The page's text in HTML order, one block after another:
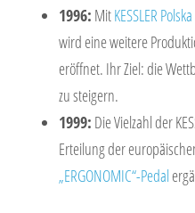
1996: MitKESSLER Polska
wird eine weitere
eröffnet. Ihr Ziel: die
zu steigern.
1999: Die Vielzahl der
Erteilung der
„ERGONOMIC“-Pedal